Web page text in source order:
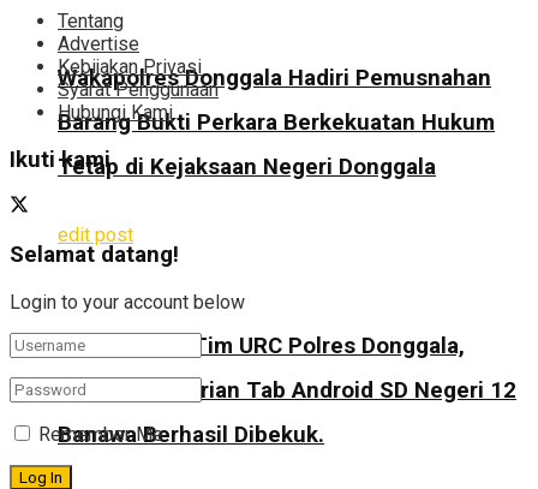
Wakapolres Donggala Hadiri Pemusnahan
Barang Bukti Perkara Berkekuatan Hukum
Tetap di Kejaksaan Negeri Donggala
edit post
Gerak Cepat Tim URC Polres Donggala,
Pelaku Pencurian Tab Android SD Negeri 12
Banawa Berhasil Dibekuk.
Tentang
Advertise
Kebijakan Privasi
Syarat Penggunaan
Hubungi Kami
Ikuti kami
Selamat datang!
Login to your account below
Remember Me